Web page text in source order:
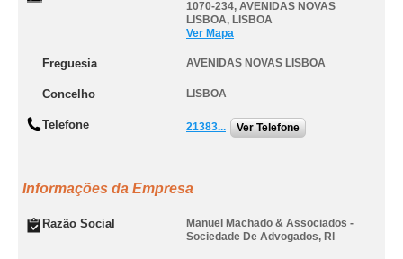
1070-234, AVENIDAS NOVAS
LISBOA, LISBOA
Ver Mapa
Freguesia AVENIDAS NOVAS LISBOA
Concelho LISBOA
Telefone 21383... Ver Telefone
Informações da Empresa
Razão Social
Manuel Machado & Associados -
Sociedade De Advogados, Rl